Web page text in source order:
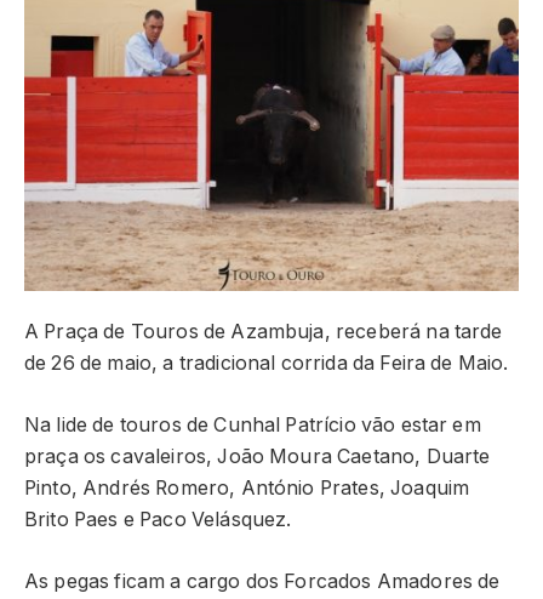
A Praça de Touros de Azambuja, receberá na tarde
de 26 de maio, a tradicional corrida da Feira de Maio.
Na lide de touros de Cunhal Patrício vão estar em
praça os cavaleiros, João Moura Caetano, Duarte
Pinto, Andrés Romero, António Prates, Joaquim
Brito Paes e Paco Velásquez.
As pegas ficam a cargo dos Forcados Amadores de